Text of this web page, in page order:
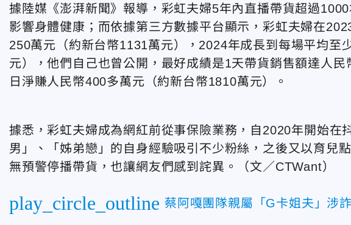
據陸媒《澎湃新聞》報導，彩虹夫婦5年內直播帶貨超過
影響身體健康；而依據第三方數據平台顯示，彩虹夫婦在
250萬元（約新台幣1131萬元），2024年成長到每場平均至
元），他們自己也曾公開，最好成績是1天帶貨銷售額達人
日淨賺人民幣400多萬元（約新台幣1810萬元）。
據悉，彩虹夫婦成為網紅前從事保險業務，自2020年開始在
男」、「姊弟戀」的自身經驗吸引不少粉絲，之後又以育兒
無預警停播帶貨，也讓網友們感到詫異。（文／CTWant）
play_circle_outline 蔡阿嘎團隊親屬「G卡姐夫」涉